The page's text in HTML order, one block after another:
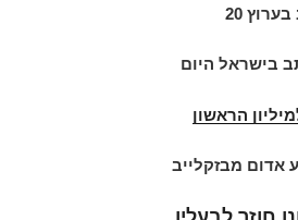
20
בישראל היום
הראשון
אדום מבזקלייב